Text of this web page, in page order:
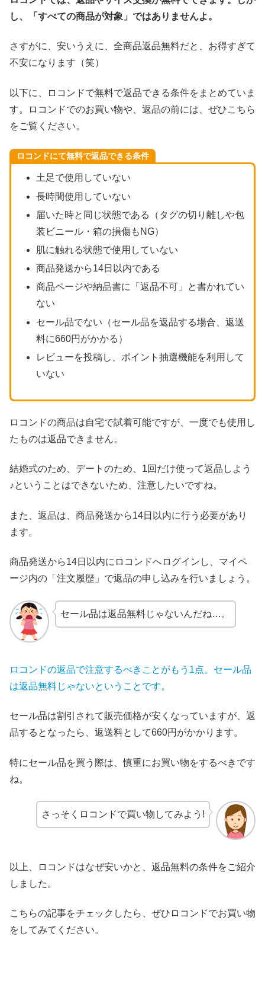
し、「すべての商品が対象」ではありませんよ。
さすがに、安いうえに、全商品返品無料だと、お得すぎて
不安になります（笑）
以下に、ロコンドで無料で返品できる条件をまとめていま
す。ロコンドでのお買い物や、返品の前には、ぜひこちら
をご覧ください。
ロコンドにて無料で返品できる条件
土足で使用していない
長時間使用していない
届いた時と同じ状態である（タグの切り離しや包
装ビニール・箱の損傷もNG）
肌に触れる状態で使用していない
商品発送から14日以内である
商品ページや納品書に「返品不可」と書かれてい
ない
セール品でない（セール品を返品する場合、返送
料に660円がかかる）
レビューを投稿し、ポイント抽選機能を利用して
いない
ロコンドの商品は自宅で試着可能ですが、一度でも使用し
たものは返品できません。
結婚式のため、デートのため、1回だけ使って返品しよう
♪ということはできないため、注意したいですね。
また、返品は、商品発送から14日以内に行う必要があり
ます。
商品発送から14日以内にロコンドへログインし、マイペ
ージ内の「注文履歴」で返品の申し込みを行いましょう。
セール品は返品無料じゃないんだね…。
ロコンドの返品で注意するべきことがもう1点。セール品
は返品無料じゃないということです。
セール品は割引されて販売価格が安くなっていますが、返
品するとなったら、返送料として660円がかかります。
特にセール品を買う際は、慎重にお買い物をするべきです
ね。
さっそくロコンドで買い物してみよう!
以上、ロコンドはなぜ安いかと、返品無料の条件をご紹介
しました。
こちらの記事をチェックしたら、ぜひロコンドでお買い物
をしてみてください。